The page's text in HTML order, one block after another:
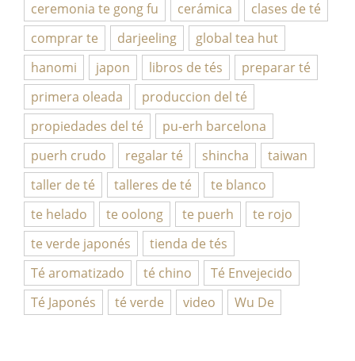
ceremonia te gong fu cerámica
clases de té
comprar te
darjeeling
global tea hut
hanomi
japon libros de tés
preparar té
primera oleada
produccion del té
propiedades del té
pu-erh barcelona
puerh crudo
regalar té shincha
taiwan
taller de té
talleres de té
te blanco
te helado
te oolong te puerh
te rojo
te verde japonés
tienda de tés
Té aromatizado
té chino
Té Envejecido
Té Japonés
té verde video Wu De